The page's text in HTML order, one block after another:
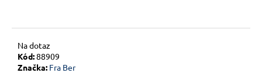
Na dotaz
Kód:88909
Značka: Fra Ber
e